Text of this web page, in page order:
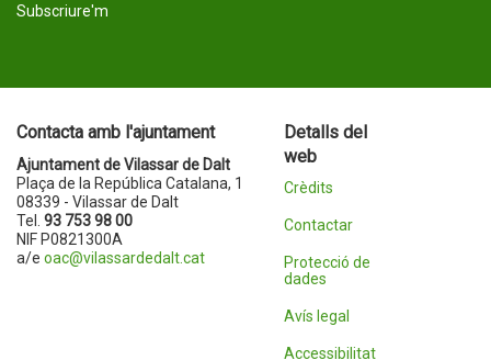
Subscriure'm
Contacta amb l'ajuntament
Ajuntament de Vilassar de Dalt
Plaça de la República Catalana, 1
08339 - Vilassar de Dalt
Tel. 93 753 98 00
NIF P0821300A
a/e oac@vilassardedalt.cat
Detalls del
web
Crèdits
Contactar
Protecció de
dades
Avís legal
Accessibilitat